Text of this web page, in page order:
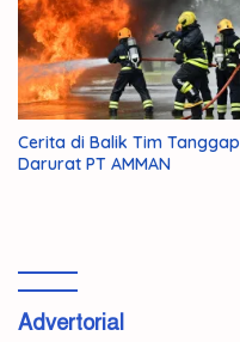
Cerita di Balik Tim Tanggap
Darurat PT AMMAN
Advertorial